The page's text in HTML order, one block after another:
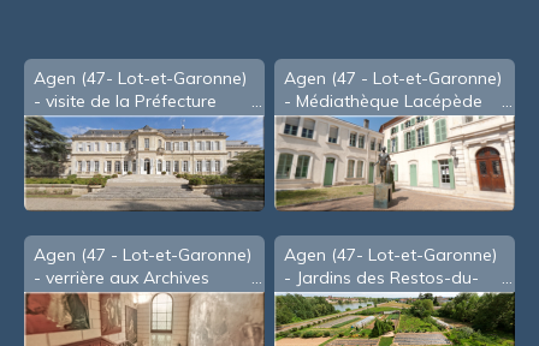
Agen (47- Lot-et-Garonne)
- visite de la Préfecture
(2011)
Agen (47 - Lot-et-Garonne)
- Médiathèque Lacépède
(2012)
Agen (47 - Lot-et-Garonne)
- verrière aux Archives
Départementales (2005)
Agen (47- Lot-et-Garonne)
- Jardins des Restos-du-
Coeur (2008)